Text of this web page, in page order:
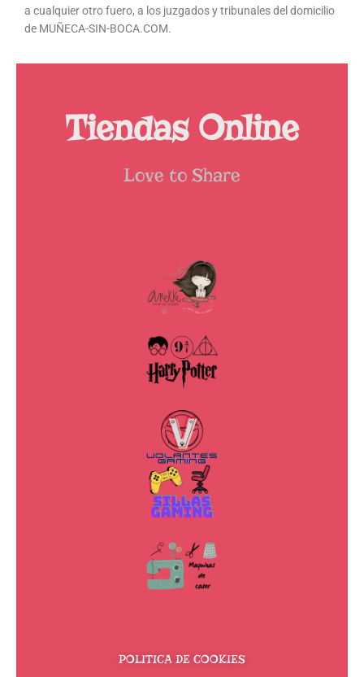
a cualquier otro fuero, a los juzgados y tribunales del domicilio
de MUÑECA-SIN-BOCA.COM.
Tiendas Online
Love to Share
POLITICA DE COOKIES